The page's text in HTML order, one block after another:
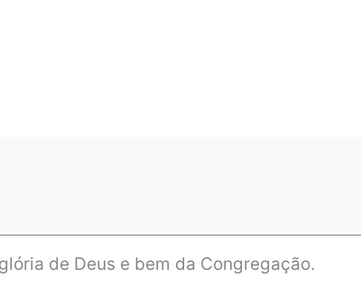
de Deus e bem da Congregação.